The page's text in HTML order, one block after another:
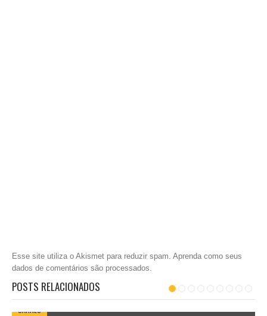
Esse site utiliza o Akismet para reduzir spam. Aprenda como seus
dados de comentários são processados
POSTS RELACIONADOS
CARNES